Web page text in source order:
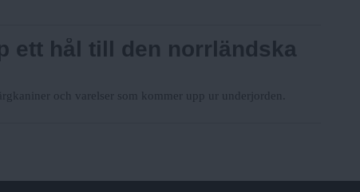
ett hål till den norrländska
och varelser som kommer upp ur underjorden.